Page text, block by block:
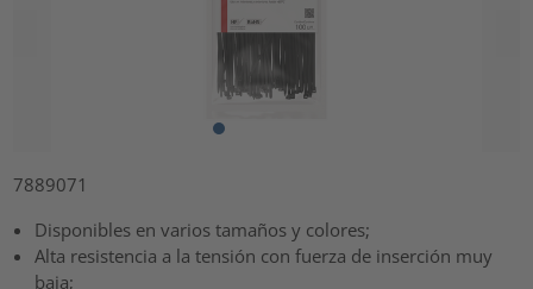
7889071
Disponibles en varios tamaños y colores;
Alta resistencia a la tensión con fuerza de inserción muy
baja;